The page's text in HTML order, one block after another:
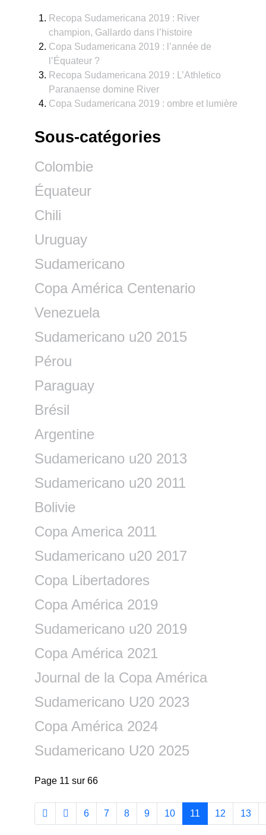
Recopa Sudamericana 2019 : River
champion, Gallardo dans l’histoire
Copa Sudamericana 2019 : l’année de
l’Équateur ?
Recopa Sudamericana 2019 : L’Athletico
Paranaense domine River
Copa Sudamericana 2019 : ombre et lumière
Sous-catégories
Colombie
Équateur
Chili
Uruguay
Sudamericano
Copa América Centenario
Venezuela
Sudamericano u20 2015
Pérou
Paraguay
Brésil
Argentine
Sudamericano u20 2013
Sudamericano u20 2011
Bolivie
Copa America 2011
Sudamericano u20 2017
Copa Libertadores
Copa América 2019
Sudamericano u20 2019
Copa América 2021
Journal de la Copa América
Sudamericano U20 2023
Copa América 2024
Sudamericano U20 2025
Page 11 sur 66
6 7 8 9 10 11 12 13